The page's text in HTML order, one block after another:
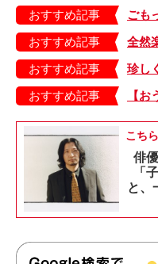
おすすめ記事
おすすめ記事
おすすめ記事
おすすめ記事
こち
俳
「
と、